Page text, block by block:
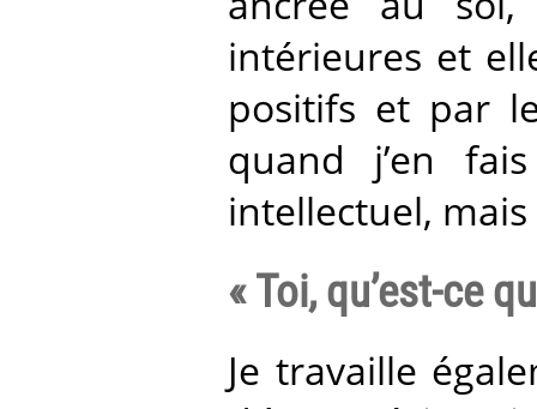
intérieures et
positifs et par
quand j’en
intellectuel,
« Toi, qu’est-ce
Je travaille